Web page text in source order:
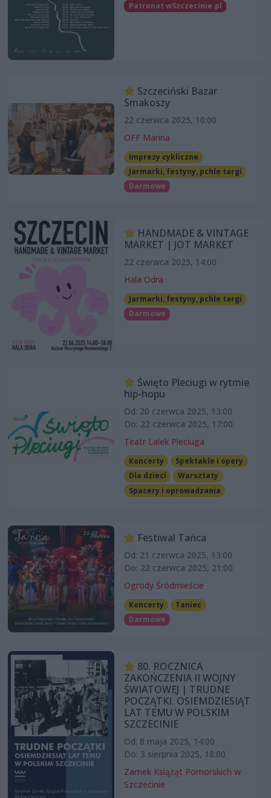
Patronat wSzczecinie.pl
Szczeciński Bazar
Smakoszy
22 czerwca 2025, 10:00
OFF Marina
Imprezy cykliczne
Jarmarki, festyny, pchle targi
Darmowe
HANDMADE & VINTAGE
MARKET | JOT MARKET
22 czerwca 2025, 14:00
Hala Odra
Jarmarki, festyny, pchle targi
Darmowe
Święto Pleciugi w rytmie
hip-hopu
Od: 20 czerwca 2025, 13:00
Do: 22 czerwca 2025, 17:00
Teatr Lalek Pleciuga
Koncerty
Spektakle i opery
Dla dzieci
Warsztaty
Spacery i oprowadzania
Festiwal Tańca
Od: 21 czerwca 2025, 13:00
Do: 22 czerwca 2025, 21:00
Ogrody Śródmieście
Koncerty
Taniec
Darmowe
80. ROCZNICA
ZAKOŃCZENIA II WOJNY
ŚWIATOWEJ | TRUDNE
POCZĄTKI. OSIEMDZIESIĄT
LAT TEMU W POLSKIM
SZCZECINIE
Od: 8 maja 2025, 14:00
Do: 3 sierpnia 2025, 18:00
Zamek Książąt Pomorskich w
Szczecinie